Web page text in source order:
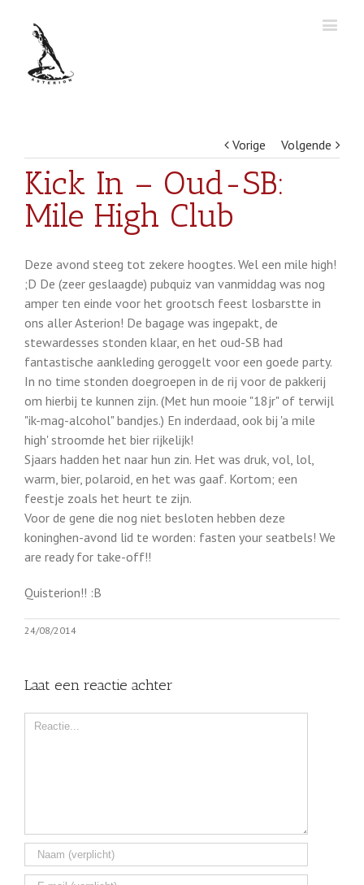
Vorige Volgende
Kick In – Oud-SB:
Mile High Club
Deze avond steeg tot zekere hoogtes. Wel een mile high!
;D De (zeer geslaagde) pubquiz van vanmiddag was nog
amper ten einde voor het grootsch feest losbarstte in
ons aller Asterion! De bagage was ingepakt, de
stewardesses stonden klaar, en het oud-SB had
fantastische aankleding geroggelt voor een goede party.
In no time stonden doegroepen in de rij voor de pakkerij
om hierbij te kunnen zijn. (Met hun mooie "18jr" of terwijl
"ik-mag-alcohol" bandjes.) En inderdaad, ook bij 'a mile
high' stroomde het bier rijkelijk!
Sjaars hadden het naar hun zin. Het was druk, vol, lol,
warm, bier, polaroid, en het was gaaf. Kortom; een
feestje zoals het heurt te zijn.
Voor de gene die nog niet besloten hebben deze
koninghen-avond lid te worden: fasten your seatbels! We
are ready for take-off!!
Quisterion!! :B
24/08/2014
Laat een reactie achter
Comment